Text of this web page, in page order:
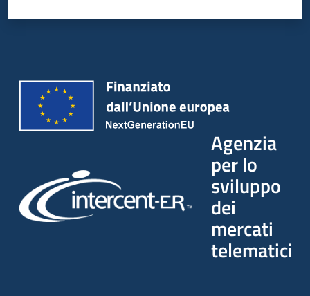
Agenzia
per lo
sviluppo
dei
mercati
telematici